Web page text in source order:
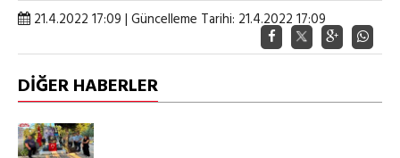
21.4.2022 17:09 | Güncelleme Tarihi: 21.4.2022 17:09
DİĞER HABERLER